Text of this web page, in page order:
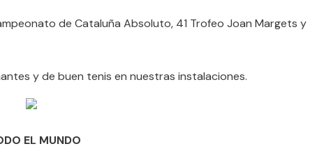
de Cataluña Absoluto, 41 Trofeo Joan Margets y
y de buen tenis en nuestras instalaciones.
EL MUNDO